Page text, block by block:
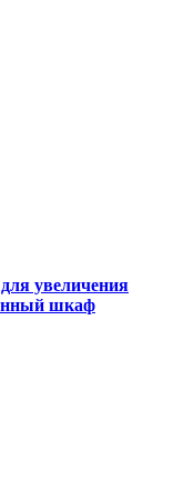
увеличения
шкаф